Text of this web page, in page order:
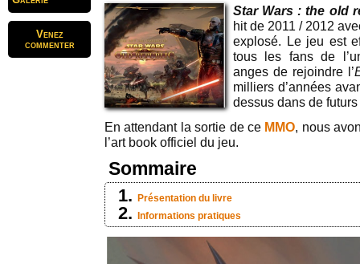
Venez
commenter
Star Wars : the old
hit de 2011 / 2012
explosé. Le jeu est
tous les fans de
anges de rejoindre l’
milliers d’années
dessus dans de
En attendant la sortie de ce MMO, nous
l’art book officiel du jeu.
Sommaire
Présentation du livre
Informations pratiques